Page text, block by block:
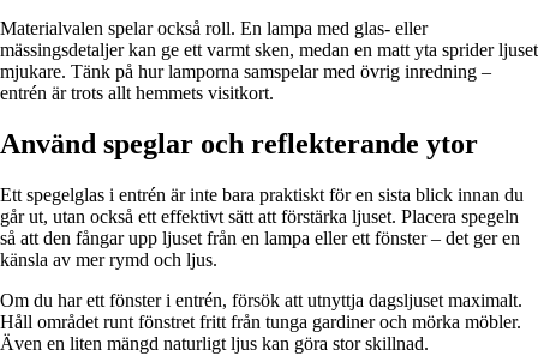
Materialvalen spelar också roll. En lampa med glas- eller
mässingsdetaljer kan ge ett varmt sken, medan en matt yta sprider ljuset
mjukare. Tänk på hur lamporna samspelar med övrig inredning –
entrén är trots allt hemmets visitkort.
Använd speglar och reflekterande ytor
Ett spegelglas i entrén är inte bara praktiskt för en sista blick innan du
går ut, utan också ett effektivt sätt att förstärka ljuset. Placera spegeln
så att den fångar upp ljuset från en lampa eller ett fönster – det ger en
känsla av mer rymd och ljus.
Om du har ett fönster i entrén, försök att utnyttja dagsljuset maximalt.
Håll området runt fönstret fritt från tunga gardiner och mörka möbler.
Även en liten mängd naturligt ljus kan göra stor skillnad.